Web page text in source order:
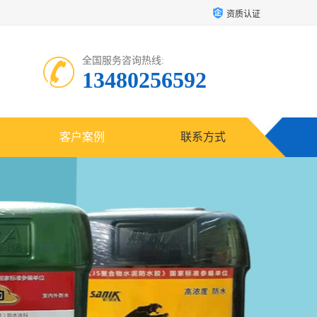
资质认证
全国服务咨询热线:
13480256592
客户案例 联系方式